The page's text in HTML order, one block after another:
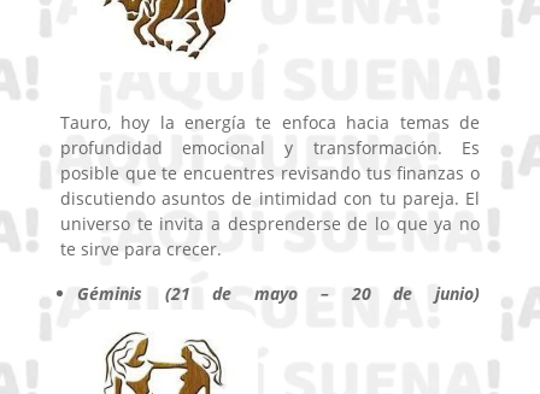
Tauro, hoy la energía te enfoca hacia temas de
profundidad emocional y transformación. Es
posible que te encuentres revisando tus finanzas o
discutiendo asuntos de intimidad con tu pareja. El
universo te invita a desprenderse de lo que ya no
te sirve para crecer.
Géminis (21 de mayo – 20 de junio)